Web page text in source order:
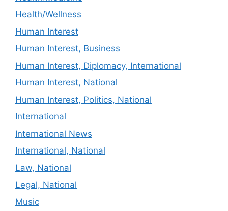
Health/Wellness
Human Interest
Human Interest, Business
Human Interest, Diplomacy, International
Human Interest, National
Human Interest, Politics, National
International
International News
International, National
Law, National
Legal, National
Music